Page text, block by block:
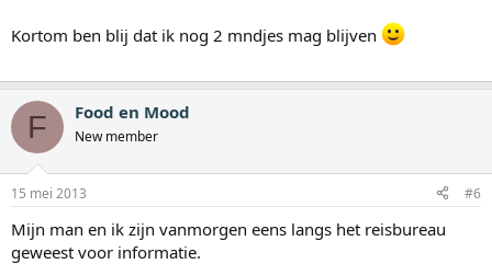
Kortom ben blij dat ik nog 2 mndjes mag blijven
F Food en Mood
New member
15 mei 2013 #6
Mijn man en ik zijn vanmorgen eens langs het reisbureau
geweest voor informatie.